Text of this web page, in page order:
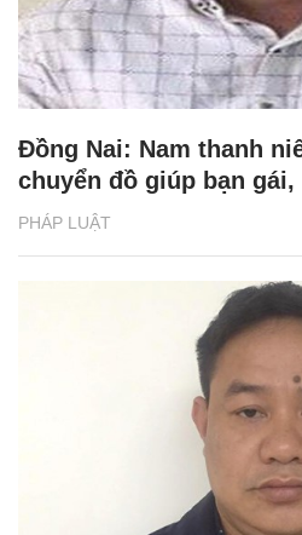
PHÁP LUẬT
Đồng Nai: Nam thanh
chuyển đồ giúp bạn